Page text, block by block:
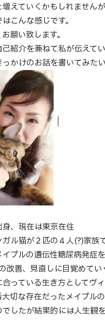
えていくかもしれませんが
こんな感じです。
願い致します。
紹介を兼ねて私が伝えて
かけのお話を書いてみたい
、現在は東京在住
ル猫が２匹の４人(?)家族で
プルの遺伝性糖尿病発症
改善、見直しに目覚めてい
っている生き方としてヴ
切な存在だったメイプル
したが結果的には人生観